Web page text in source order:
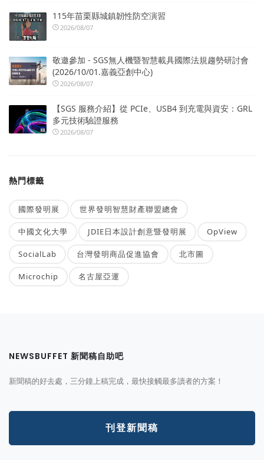
115年苗栗縣城鎮韌性防空演習
2026/08/07
敬邀參加 - SGS無人機暨智慧載具國際法規趨勢研討會
(2026/10/01.嘉義亞創中心)
2026/08/07
【SGS 服務介紹】從 PCIe、USB4 到充電與資安：GRL
多元技術驗證服務
2026/08/07
熱門標籤
國際發明展 世界發明智慧財產聯盟總會
中國文化大學 JDIE日本設計創意暨發明展 OpView
SocialLab 台灣發明商品促進協會 北市圖
Microchip 名古屋亞運
NEWSBUFFET 新聞稿自助吧
新聞稿的好去處，三分鐘上稿完成，最快接觸最多讀者的方案！
刊登新聞稿